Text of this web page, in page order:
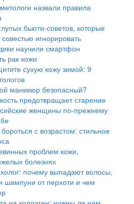
назвали правила
бьюти-советов, которые
игнорировать
научили смартфон
рак кожи
сухую кожу зимой: 9
маникюр безопасный?
предотвращает старение
женщины по-прежнему
бороться с возрастом: стильное
проблем кожи,
болезнях
почему выпадают волосы,
шампуни от перхоти и чем